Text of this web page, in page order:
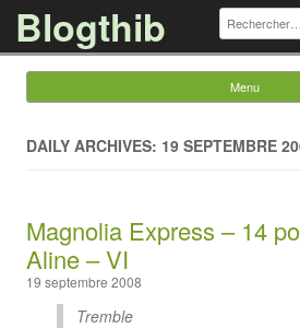
Blogthib
Menu
DAILY ARCHIVES: 19 SEPTEMBRE
Magnolia Express – 14
Aline – VI
19 septembre 2008
Tremble